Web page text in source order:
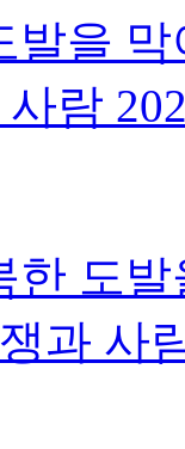
발을
사람
한 도
과 사